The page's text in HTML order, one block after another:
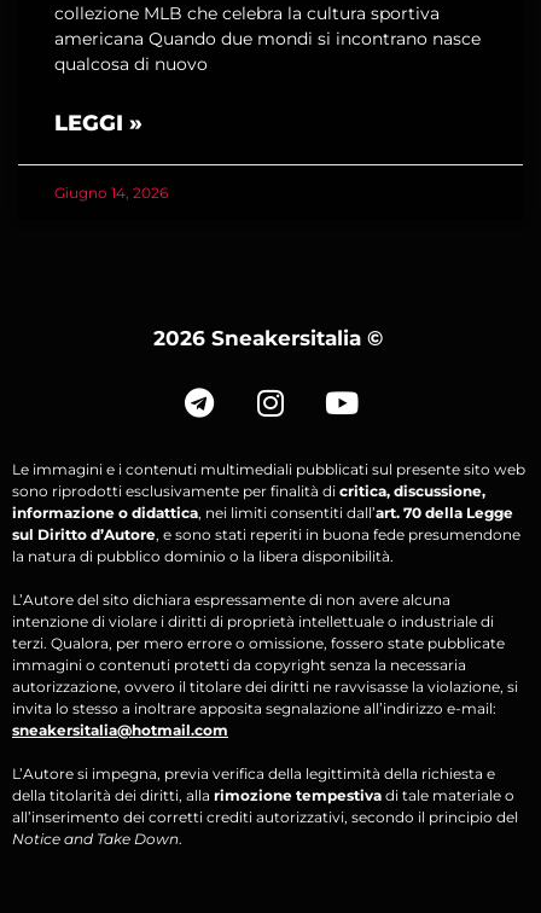
collezione MLB che celebra la cultura sportiva
americana Quando due mondi si incontrano nasce
qualcosa di nuovo
LEGGI »
Giugno 14, 2026
2026 Sneakersitalia ©
Le immagini e i contenuti multimediali pubblicati sul presente sito web
sono riprodotti esclusivamente per finalità di critica, discussione,
informazione o didattica, nei limiti consentiti dall’art. 70 della Legge
sul Diritto d’Autore, e sono stati reperiti in buona fede presumendone
la natura di pubblico dominio o la libera disponibilità.
L’Autore del sito dichiara espressamente di non avere alcuna
intenzione di violare i diritti di proprietà intellettuale o industriale di
terzi. Qualora, per mero errore o omissione, fossero state pubblicate
immagini o contenuti protetti da copyright senza la necessaria
autorizzazione, ovvero il titolare dei diritti ne ravvisasse la violazione, si
invita lo stesso a inoltrare apposita segnalazione all’indirizzo e-mail:
sneakersitalia@hotmail.com
L’Autore si impegna, previa verifica della legittimità della richiesta e
della titolarità dei diritti, alla rimozione tempestiva di tale materiale o
all’inserimento dei corretti crediti autorizzativi, secondo il principio del
Notice and Take Down.